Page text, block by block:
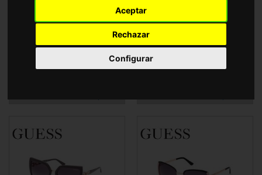
Aceptar
Rechazar
Configurar
120,00€
74,00€
GU00103
140,00€
88,00€